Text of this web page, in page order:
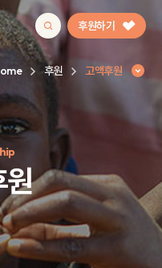
후원하기
인#팬덤후원
후원 고액후원
원